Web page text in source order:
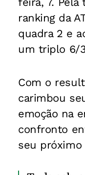
ranking da
quadra 2 e
um triplo 6/
Com o
carimbou
emoção na
confronto
seu